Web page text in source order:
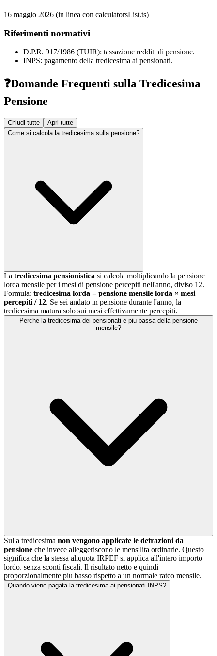
16 maggio 2026 (in linea con calculatorsList.ts)
Riferimenti normativi
D.P.R. 917/1986 (TUIR): tassazione redditi di pensione.
INPS: pagamento della tredicesima ai pensionati.
❓Domande Frequenti sulla Tredicesima
Pensione
Chiudi tutte
Apri tutte
Come si calcola la tredicesima sulla pensione?
La tredicesima pensionistica si calcola moltiplicando la pensione
lorda mensile per i mesi di pensione percepiti nell'anno, diviso 12.
Formula: tredicesima lorda = pensione mensile lorda × mesi
percepiti / 12. Se sei andato in pensione durante l'anno, la
tredicesima matura solo sui mesi effettivamente percepiti.
Perche la tredicesima dei pensionati e piu bassa della pensione
mensile?
Sulla tredicesima non vengono applicate le detrazioni da
pensione che invece alleggeriscono le mensilita ordinarie. Questo
significa che la stessa aliquota IRPEF si applica all'intero importo
lordo, senza sconti fiscali. Il risultato netto e quindi
proporzionalmente piu basso rispetto a un normale rateo mensile.
Quando viene pagata la tredicesima ai pensionati INPS?